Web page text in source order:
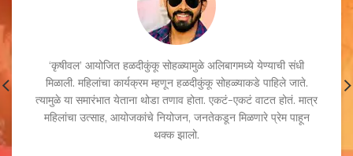
‘कृषीवल’ आयोजित हळदीकुंकू सोहळ्यामुळे अलिबागमध्ये येण्याची संधी
मिळाली. महिलांचा कार्यक्रम म्हणून हळदीकुंकू सोहळ्याकडे पाहिले जाते.
त्यामुळे या समारंभात येताना थोडा तणाव होता. एकटं-एकटं वाटत होतं. मात्र
महिलांचा उत्साह, आयोजकांचे नियोजन, जनतेकडून मिळणारे प्रेम पाहून
थक्क झालो.